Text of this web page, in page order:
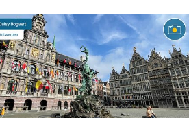
. . vrijdag 24 juli 2026
jouw weerfoto van de week!.